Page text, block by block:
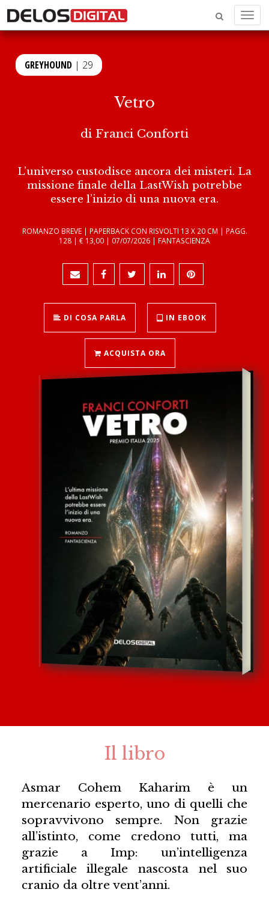
Menu
GREYHOUND | 29
Vetro
di Franci Conforti
L’universo custodisce ancora dei misteri. La
missione finale della LastWish potrebbe
essere l’inizio di una nuova era.
ROMANZO BREVE | PAPERBACK CON RISVOLTI 13 X 20 CM | PAGG.
128 | € 13,00 | 07/07/2026 | FANTASCIENZA
DI COSA PARLA IN EBOOK
ACQUISTA ORA
Il libro
Asmar Cohem Kaharim è un
mercenario esperto, uno di quelli che
sopravvivono sempre. Non grazie
all’istinto, come credono tutti, ma
grazie a Imp: un’intelligenza
artificiale illegale nascosta nel suo
cranio da oltre vent’anni.